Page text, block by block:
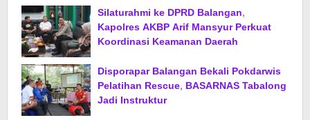
Silaturahmi ke DPRD Balangan,
Kapolres AKBP Arif Mansyur Perkuat
Koordinasi Keamanan Daerah
Disporapar Balangan Bekali Pokdarwis
Pelatihan Rescue, BASARNAS Tabalong
Jadi Instruktur